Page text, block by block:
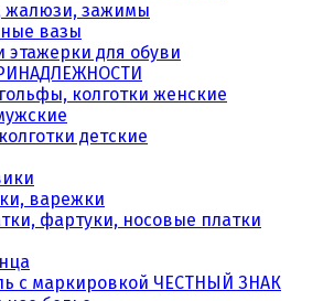
жалюзи, зажимы
вазы
этажерки для обуви
колготки женские
детские
варежки
фартуки, носовые платки
с маркировкой ЧЕСТНЫЙ ЗНАК